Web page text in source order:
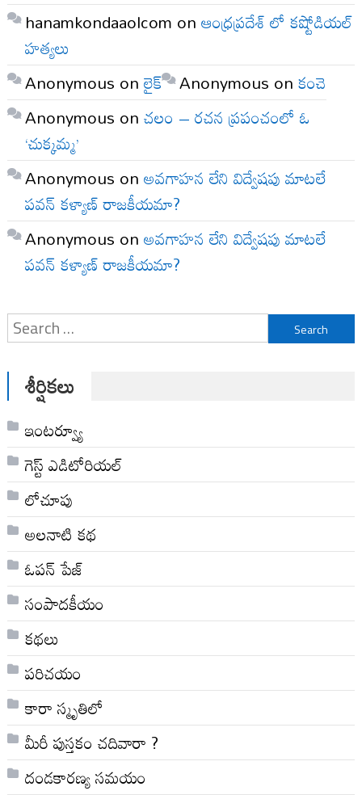
hanamkondaaolcom onఆంధ్రప్రదేశ్ లో కష్టోడియల్
హత్యలు
Anonymous onలైక్ Anonymous onకంచె
Anonymous onచలం – రచన ప్రపంచంలో ఓ
‘చుక్కమ్మ’
Anonymous onఅవగాహన లేని విద్వేషపు మాటలే
పవన్ కళ్యాణ్ రాజకీయమా?
Anonymous onఅవగాహన లేని విద్వేషపు మాటలే
పవన్ కళ్యాణ్ రాజకీయమా?
Search
for:
శీర్షికలు
ఇంటర్వ్యూ
గెస్ట్ ఎడిటోరియల్
లోచూపు
అల‌నాటి క‌థ‌
ఓపన్ పేజ్
సంపాదకీయం
కథలు
పరిచయం
కారా స్మృతిలో
మీరీ పుస్తకం చదివారా ?
దండకారణ్య సమయం